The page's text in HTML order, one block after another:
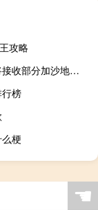
攻略
土耳其称将接收部分加沙地带癌症患者
榜
梗
☚